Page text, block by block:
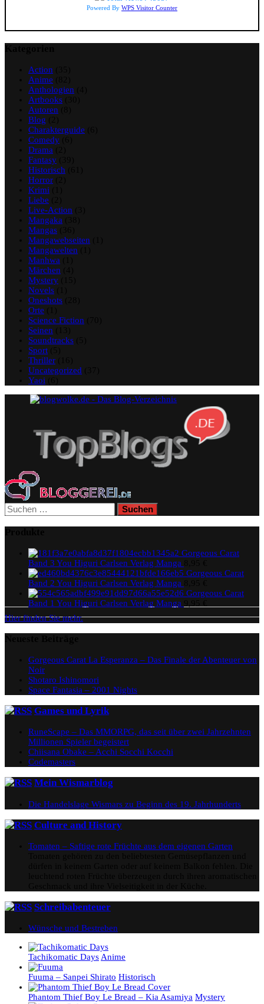
Powered By WPS Visitor Counter
Action
Anime
Anthologien
Artbooks
Autoren
Blog
Charakterguide
Comedy
Drama
Fantasy
Historisch
Horror
Krimi
Liebe
Live-Action
Mangaka
Mangas
Mangawebseiten
Mangawelten
Manhwa
Märchen
Mystery
Novels
Oneshots
Orte
Science Fiction
Seinen
Soundtracks
Sport
Thriller
Uncategorized
Yaoi
Suchen
nach:
Gorgeous Carat
Band 3 You Higuri Carlsen Verlag Manga
Gorgeous Carat
Band 2 You Higuri Carlsen Verlag Manga
Gorgeous Carat
Band 1 You Higuri Carlsen Verlag Manga
Hier finden Sie mehr.
Gorgeous Carat La Esperanza – Das Finale der Abenteuer von
Noir
Shotaro Ishinomori
Space Fantasia – 2001 Nights
Games und Lyrik
RuneScape – Das MMORPG, das seit über zwei Jahrzehnten
Millionen Spieler begeistert
Chiisana Obake – Acchi Socchi Kocchi
Codemasters
Mein Wismarblog
Die Handelslage Wismars zu Beginn des 19. Jahrhunderts
Culture and History
Tomaten – Saftige rote Früchte aus dem eigenen Garten
Schreibabenteuer
Wünsche und Bestreben
Tachikomatic Days Anime
Fuuma – Sanpei Shirato Historisch
Phantom Thief Boy Le Bread – Kia Asamiya Mystery